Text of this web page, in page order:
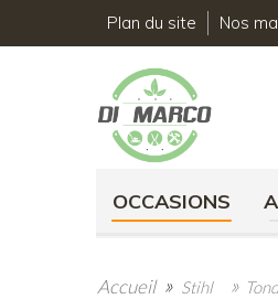
Plan du site Nos
OCCASIONS
Accueil » Stihl »